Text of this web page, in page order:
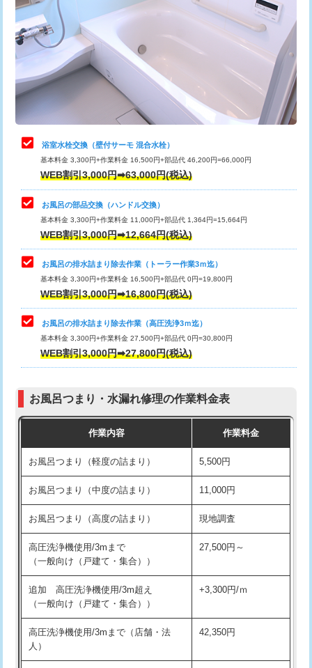
カメラ調査 33,000円
桝清掃 8,800円
止水・漏水調査・防水処理・清掃・修
理・調整・分解・加工など（軽作業）
止水・漏水調査・防水処理・清掃・修
理・調整・分解・加工など（中作業）
22,000円
止水・漏水調査・防水処理・清掃・修
理・調整・分解・加工など（重作業）
33,000円
トイレタンク脱着
トイレ便器脱着
タンクレストイレ脱着 33,000円
小便器トイレ脱着
その他部品の脱着 8,800円～
交換・取付（タンク）
交換・取付（普通便座） 11,000円+材料費
交換・取付（温水洗浄便座） 16,500円+材料費
交換・取付(単水栓（壁付・デッキ
式）)
13,200円+材料費
交換・取付(混合水栓（壁付・デッキ
式・ワンホール）)
16,500円+材料費
交換・取付(排水栓・排水トラップ
（P/S/ポップアップ））
22,000円+材料費
交換・取付（その他部品） 11,000円+材料費
持込商品取付（単水栓） 13,200円
持込商品取付（混合水栓）
浴室水栓交換（壁付サーモ 混合水栓）
基本料金 3,300円+作業料金 16,500円+部品代 46,200円=66,000円
WEB割引3,000円➡63,000円(税込)
お風呂の部品交換（ハンドル交換）
基本料金 3,300円+作業料金 11,000円+部品代 1,364円=15,664円
WEB割引3,000円➡12,664円(税込)
お風呂の排水詰まり除去作業（トーラー作業3ｍ迄）
基本料金 3,300円+作業料金 16,500円+部品代 0円=19,800円
WEB割引3,000円➡16,800円(税込)
お風呂の排水詰まり除去作業（高圧洗浄3ｍ迄）
基本料金 3,300円+作業料金 27,500円+部品代 0円=30,800円
WEB割引3,000円➡27,800円(税込)
お風呂つまり・水漏れ修理の作業料金表
作業内容 作業料金
お風呂つまり（軽度の詰まり） 5,500円
お風呂つまり（中度の詰まり） 11,000円
お風呂つまり（高度の詰まり） 現地調査
高圧洗浄機使用/3mまで
（一般向け（戸建て・集合））
27,500円～
追加 高圧洗浄機使用/3m超え
（一般向け（戸建て・集合））
+3,300円/ｍ
高圧洗浄機使用/3mまで（店舗・法
人）
42,350円